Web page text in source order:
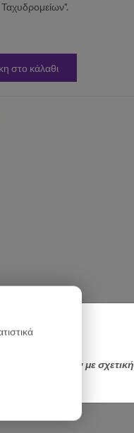
να αποσταλούν με
στο κάλαθι